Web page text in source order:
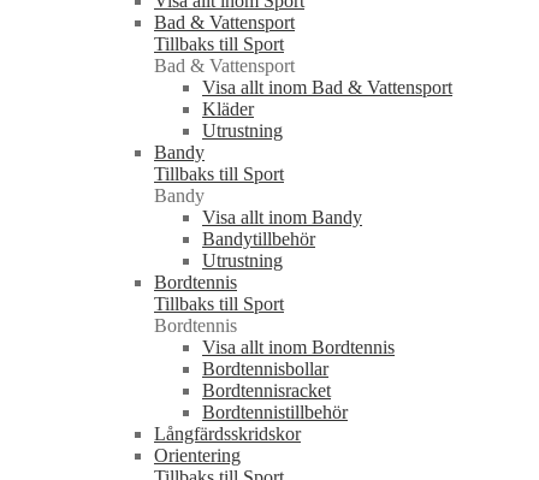
Bad & Vattensport
Tillbaks till Sport
Bad & Vattensport
Visa allt inom Bad & Vattensport
Kläder
Utrustning
Bandy
Tillbaks till Sport
Bandy
Visa allt inom Bandy
Bandytillbehör
Utrustning
Bordtennis
Tillbaks till Sport
Bordtennis
Visa allt inom Bordtennis
Bordtennisbollar
Bordtennisracket
Bordtennistillbehör
Långfärdsskridskor
Orientering